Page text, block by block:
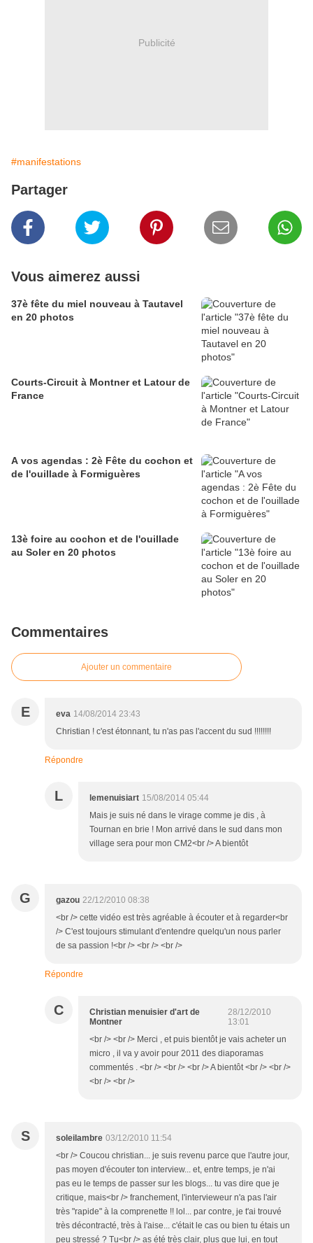
Publicité
#manifestations
Partager
Vous aimerez aussi
37è fête du miel nouveau à Tautavel
en 20 photos
Courts-Circuit à Montner et Latour de
France
A vos agendas : 2è Fête du cochon et
de l'ouillade à Formiguères
13è foire au cochon et de l'ouillade
au Soler en 20 photos
Commentaires
Ajouter un commentaire
E eva 14/08/2014 23:43
Christian ! c'est étonnant, tu n'as pas l'accent du sud !!!!!!!!
Répondre
L lemenuisiart 15/08/2014 05:44
Mais je suis né dans le virage comme je dis , à
Tournan en brie ! Mon arrivé dans le sud dans mon
village sera pour mon CM2<br /> A bientôt
G gazou 22/12/2010 08:38
<br /> cette vidéo est très agréable à écouter et à regarder<br
/> C'est toujours stimulant d'entendre quelqu'un nous parler
de sa passion !<br /> <br /> <br />
Répondre
C
Christian menuisier d'art de
Montner
28/12/2010
13:01
<br /> <br /> Merci , et puis bientôt je vais acheter un
micro , il va y avoir pour 2011 des diaporamas
commentés . <br /> <br /> <br /> A bientôt <br /> <br />
<br /> <br />
S soleilambre 03/12/2010 11:54
<br /> Coucou christian... je suis revenu parce que l'autre jour,
pas moyen d'écouter ton interview... et, entre temps, je n'ai
pas eu le temps de passer sur les blogs... tu vas dire que je
critique, mais<br /> franchement, l'intervieweur n'a pas l'air
très "rapide" à la comprenette !! lol... par contre, je t'ai trouvé
très décontracté, très à l'aise... c'était le cas ou bien tu étais un
peu stressé ? Tu<br /> as été très clair, plus que lui, en tout